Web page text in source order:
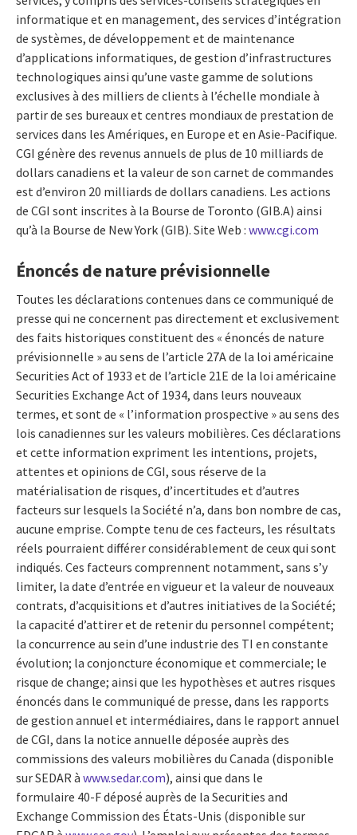
informatique et en management, des services d’intégration
de systèmes, de développement et de maintenance
d’applications informatiques, de gestion d’infrastructures
technologiques ainsi qu’une vaste gamme de solutions
exclusives à des milliers de clients à l’échelle mondiale à
partir de ses bureaux et centres mondiaux de prestation de
services dans les Amériques, en Europe et en Asie-Pacifique.
CGI génère des revenus annuels de plus de 10 milliards de
dollars canadiens et la valeur de son carnet de commandes
est d’environ 20 milliards de dollars canadiens. Les actions
de CGI sont inscrites à la Bourse de Toronto (GIB.A) ainsi
qu’à la Bourse de New York (GIB). Site Web : www.cgi.com
Énoncés de nature prévisionnelle
Toutes les déclarations contenues dans ce communiqué de
presse qui ne concernent pas directement et exclusivement
des faits historiques constituent des « énoncés de nature
prévisionnelle » au sens de l’article 27A de la loi américaine
Securities Act of 1933 et de l’article 21E de la loi américaine
Securities Exchange Act of 1934, dans leurs nouveaux
termes, et sont de « l’information prospective » au sens des
lois canadiennes sur les valeurs mobilières. Ces déclarations
et cette information expriment les intentions, projets,
attentes et opinions de CGI, sous réserve de la
matérialisation de risques, d’incertitudes et d’autres
facteurs sur lesquels la Société n’a, dans bon nombre de cas,
aucune emprise. Compte tenu de ces facteurs, les résultats
réels pourraient différer considérablement de ceux qui sont
indiqués. Ces facteurs comprennent notamment, sans s’y
limiter, la date d’entrée en vigueur et la valeur de nouveaux
contrats, d’acquisitions et d’autres initiatives de la Société;
la capacité d’attirer et de retenir du personnel compétent;
la concurrence au sein d’une industrie des TI en constante
évolution; la conjoncture économique et commerciale; le
risque de change; ainsi que les hypothèses et autres risques
énoncés dans le communiqué de presse, dans les rapports
de gestion annuel et intermédiaires, dans le rapport annuel
de CGI, dans la notice annuelle déposée auprès des
commissions des valeurs mobilières du Canada (disponible
sur SEDAR à www.sedar.com), ainsi que dans le
formulaire 40-F déposé auprès de la Securities and
Exchange Commission des États-Unis (disponible sur